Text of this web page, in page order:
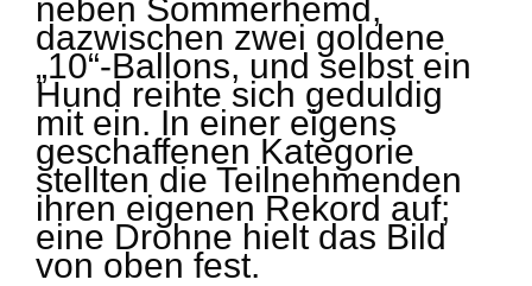
neben Sommerhemd,
dazwischen zwei goldene
„10“-Ballons, und selbst ein
Hund reihte sich geduldig
mit ein. In einer eigens
geschaffenen Kategorie
stellten die Teilnehmenden
ihren eigenen Rekord auf;
eine Drohne hielt das Bild
von oben fest.